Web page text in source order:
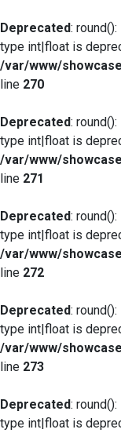
Deprecated:
type int|float is
/var/www/
line 270
Deprecated:
type int|float is
/var/www/
line 271
Deprecated:
type int|float is
/var/www/
line 272
Deprecated:
type int|float is
/var/www/
line 273
Deprecated:
type int|float is